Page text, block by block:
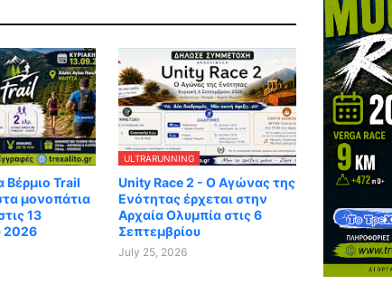
Βέρμιο Trail
μονοπάτια
13
2026
ULTRARUNNING
Unity Race 2 - Ο Αγώνας της
Ενότητας έρχεται στην
Αρχαία Ολυμπία στις 6
Σεπτεμβρίου
July 25, 2026